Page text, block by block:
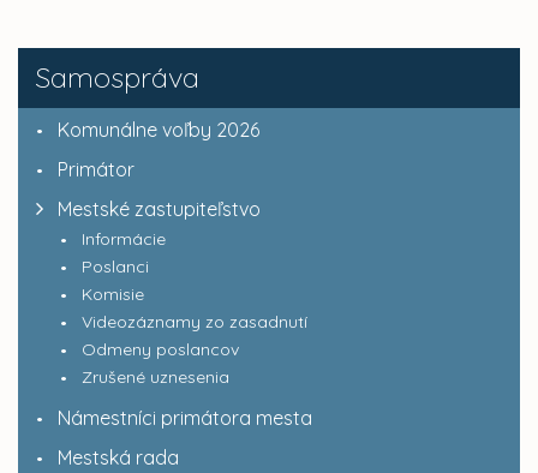
Samospráva
Komunálne voľby 2026
Primátor
Mestské zastupiteľstvo
Informácie
Poslanci
Komisie
Videozáznamy zo zasadnutí
Odmeny poslancov
Zrušené uznesenia
Námestníci primátora mesta
Mestská rada